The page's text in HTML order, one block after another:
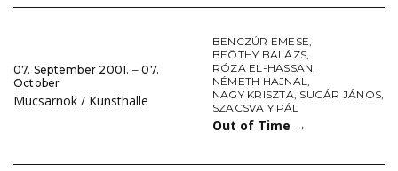
07. September 2001. ‒ 07.
October
Mucsarnok / Kunsthalle
BENCZÚR EMESE,
BEÖTHY BALÁZS,
RÓZA EL-HASSAN,
NÉMETH HAJNAL,
NAGY KRISZTA, SUGÁR JÁNOS,
SZACSVA Y PÁL
Out of Time →